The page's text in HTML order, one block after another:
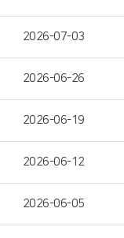
2026-07-03
2026-06-26
2026-06-19
2026-06-12
2026-06-05